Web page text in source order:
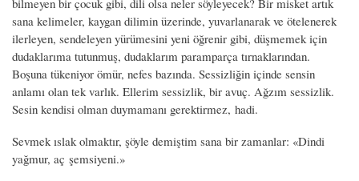
sana kelimeler, kaygan dilimin üzerinde, yuvarlanarak ve ötelenerek
ilerleyen, sendeleyen yürümesini yeni öğrenir gibi, düşmemek için
dudaklarıma tutunmuş, dudaklarım paramparça tırnaklarından.
Boşuna tükeniyor ömür, nefes bazında. Sessizliğin içinde sensin
anlamı olan tek varlık. Ellerim sessizlik, bir avuç. Ağzım sessizlik.
Sesin kendisi olman duymamanı gerektirmez, hadi.
Sevmek ıslak olmaktır, şöyle demiştim sana bir zamanlar: «Dindi
yağmur, aç şemsiyeni.»